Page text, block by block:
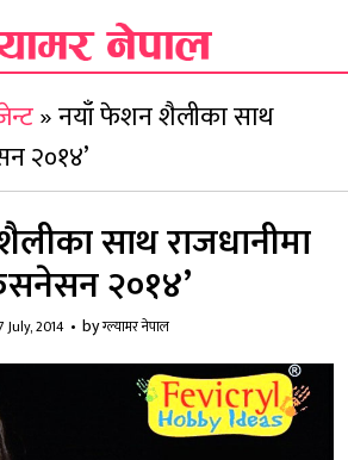
»नयाँ फेशन शैलीका साथ
२०१४’
साथ राजधानीमा
२०१४’
July, 2014 byग्ल्यामर नेपाल